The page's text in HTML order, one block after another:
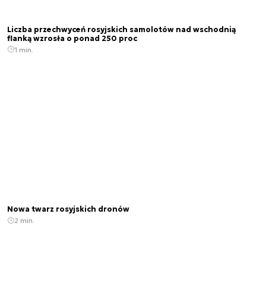
Liczba przechwyceń rosyjskich samolotów nad wschodnią
flanką wzrosła o ponad 250 proc
1 min.
Nowa twarz rosyjskich dronów
2 min.